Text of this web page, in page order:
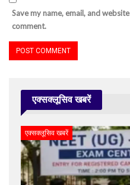
Save my name, email, and
comment.
एक्सक्लूसिव खबरें
एक्सक्लूसिव खबरें